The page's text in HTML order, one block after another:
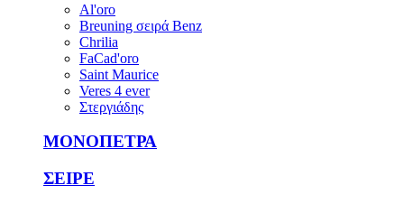
Al'oro
Breuning σειρά Benz
Chrilia
FaCad'oro
Saint Maurice
Veres 4 ever
Στεργιάδης
ΜΟΝΟΠΕΤΡΑ
ΣΕΙΡΕ